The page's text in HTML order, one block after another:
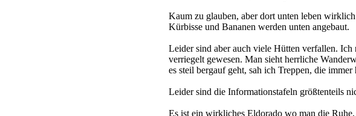
Kaum zu glauben, aber dort unten leben
Kürbisse und Bananen werden unten angebaut.
Leider sind aber auch viele Hütten verfallen.
verriegelt gewesen. Man sieht herrliche
es steil bergauf geht, sah ich Treppen, die immer
Leider sind die Informationstafeln größtenteils
Es ist ein wirkliches Eldorado wo man die